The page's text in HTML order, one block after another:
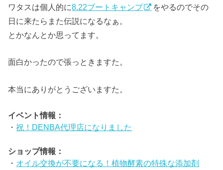
ワタスは個人的に8.22ブートキャンプ
をやるのでその
日に来たらまた伝説になるなぁ。
とかなんとか思ってます。
面白かったので張っときますた。
本当にありがとうございますた。
イベント情報：
・祝！DENBA代理店になりました
ショップ情報：
・ オイル交換が不要になる！植物酵素の特殊な添加剤